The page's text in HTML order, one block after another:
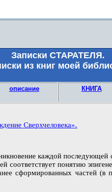
Записки СТАРАТЕЛЯ.
из книг моей
описание КНИГА
Сверхчеловека».
каждой последующей
соответствует понятию
сформированных частей (в